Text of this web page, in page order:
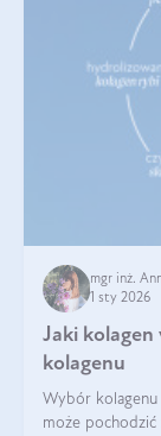
mgr inż.
1 sty 2026
Jaki kolagen
kolagenu
Wybór kolagenu
może pochodzić